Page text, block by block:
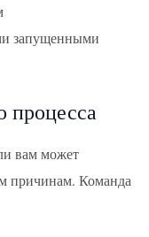
запущенными
процесса
вам может
причинам. Команда